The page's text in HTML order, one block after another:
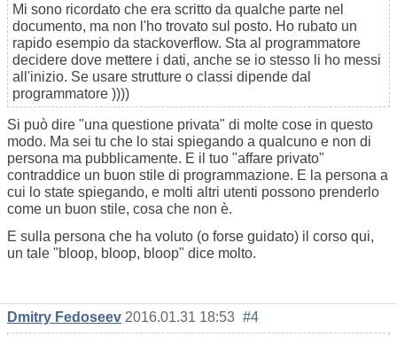
Mi sono ricordato che era scritto da qualche parte nel
documento, ma non l'ho trovato sul posto. Ho rubato un
rapido esempio da stackoverflow. Sta al programmatore
decidere dove mettere i dati, anche se io stesso li ho messi
all'inizio. Se usare strutture o classi dipende dal
programmatore ))))
Si può dire "una questione privata" di molte cose in questo
modo. Ma sei tu che lo stai spiegando a qualcuno e non di
persona ma pubblicamente. E il tuo "affare privato"
contraddice un buon stile di programmazione. E la persona a
cui lo state spiegando, e molti altri utenti possono prenderlo
come un buon stile, cosa che non è.
E sulla persona che ha voluto (o forse guidato) il corso qui,
un tale "bloop, bloop, bloop" dice molto.
Dmitry Fedoseev 2016.01.31 18:53 #4